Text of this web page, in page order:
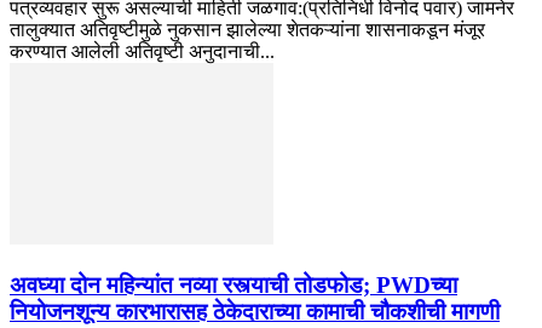
पत्रव्यवहार सुरू असल्याची माहिती जळगाव:(प्रतिनिधी विनोद पवार) जामनेर
तालुक्यात अतिवृष्टीमुळे नुकसान झालेल्या शेतकऱ्यांना शासनाकडून मंजूर
करण्यात आलेली अतिवृष्टी अनुदानाची...
अवघ्या दोन महिन्यांत नव्या रस्त्याची तोडफोड; PWDच्या
नियोजनशून्य कारभारासह ठेकेदाराच्या कामाची चौकशीची मागणी